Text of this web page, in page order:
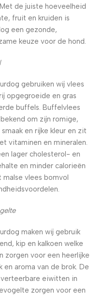
de juiste hoeveelheid
fruit en kruiden is
een gezonde,
keuze voor de hond.
gebruiken wij vlees
opgegroeide en gras
buffels. Buffelvlees
om zijn romige,
en rijke kleur en zit
vitaminen en mineralen.
lager cholesterol- en
en minder calorieën
malse vlees bomvol
maken wij gebruik
kip en kalkoen welke
zorgen voor een heerlijke
en aroma van de brok. De
eiwitten in
zorgen voor een